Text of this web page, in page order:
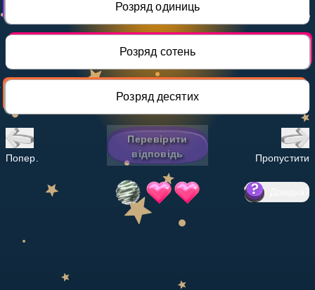
Select curriculum
Розряд одиниць
Розряд сотень
Розряд десятих
Попер.
Перевірити
відповідь
Пропустити
?